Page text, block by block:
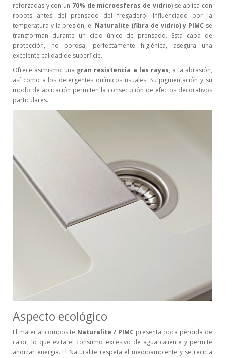
reforzadas y con un 70% de microesferas de vidrio) se aplica con
robots antes del prensado del fregadero. Influenciado por la
temperatura y la presión, el Naturalite (fibra de vidrio) y PIMC se
transforman durante un ciclo único de prensado. Esta capa de
protección, no porosa, perfectamente higiénica, asegura una
excelente calidad de superficie.
Ofrece asimismo una gran resistencia a las rayas, a la abrasión,
así como a los detergentes químicos usuales. Su pigmentación y su
modo de aplicación permiten la consecución de efectos decorativos
particulares.
Aspecto ecológico
El material composite Naturalite / PIMC presenta poca pérdida de
calor, lo que evita el consumo excesivo de agua caliente y permite
ahorrar energía. El Naturalite respeta el medioambiente y se recicla